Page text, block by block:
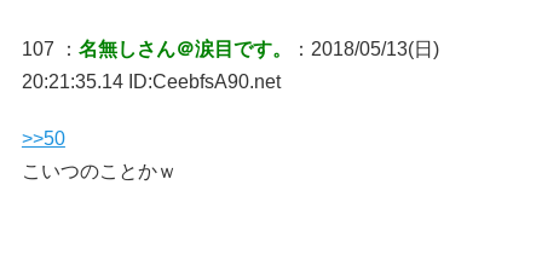
107 ： 名無しさん＠涙目です。
：2018/05/13(日)
20:21:35.14 ID:CeebfsA90.net
>>50
こいつのことかｗ